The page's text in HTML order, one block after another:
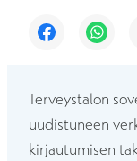
Avautuu uuteen
Terveystalon
uudistuneen
kirjautumisen